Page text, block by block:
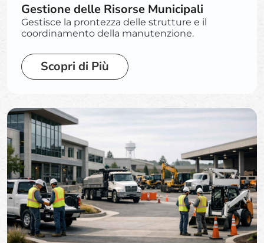
Gestione delle Risorse Municipali
Gestisce la prontezza delle strutture e il
coordinamento della manutenzione.
Scopri di Più